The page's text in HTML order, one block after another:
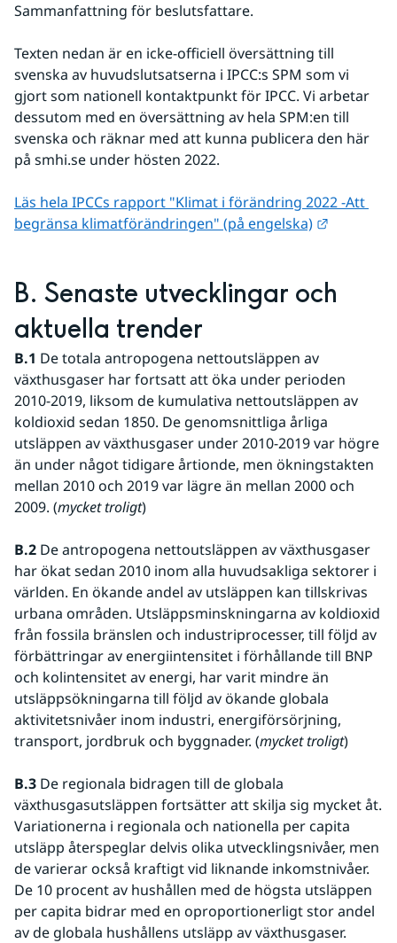
Sammanfattning för beslutsfattare.
Texten nedan är en icke-officiell översättning till
svenska av huvudslutsatserna i IPCC:s SPM som vi
gjort som nationell kontaktpunkt för IPCC. Vi arbetar
dessutom med en översättning av hela SPM:en till
svenska och räknar med att kunna publicera den här
på smhi.se under hösten 2022.
Läs hela IPCCs rapport "Klimat i förändring 2022 -Att
begränsa klimatförändringen" (på engelska)
B. Senaste utvecklingar och
aktuella trender
B.1 De totala antropogena nettoutsläppen av
växthusgaser har fortsatt att öka under perioden
2010-2019, liksom de kumulativa nettoutsläppen av
koldioxid sedan 1850. De genomsnittliga årliga
utsläppen av växthusgaser under 2010-2019 var högre
än under något tidigare årtionde, men ökningstakten
mellan 2010 och 2019 var lägre än mellan 2000 och
2009. (mycket troligt)
B.2 De antropogena nettoutsläppen av växthusgaser
har ökat sedan 2010 inom alla huvudsakliga sektorer i
världen. En ökande andel av utsläppen kan tillskrivas
urbana områden. Utsläppsminskningarna av koldioxid
från fossila bränslen och industriprocesser, till följd av
förbättringar av energiintensitet i förhållande till BNP
och kolintensitet av energi, har varit mindre än
utsläppsökningarna till följd av ökande globala
aktivitetsnivåer inom industri, energiförsörjning,
transport, jordbruk och byggnader. (mycket troligt)
B.3 De regionala bidragen till de globala
växthusgasutsläppen fortsätter att skilja sig mycket åt.
Variationerna i regionala och nationella per capita
utsläpp återspeglar delvis olika utvecklingsnivåer, men
de varierar också kraftigt vid liknande inkomstnivåer.
De 10 procent av hushållen med de högsta utsläppen
per capita bidrar med en oproportionerligt stor andel
av de globala hushållens utsläpp av växthusgaser.